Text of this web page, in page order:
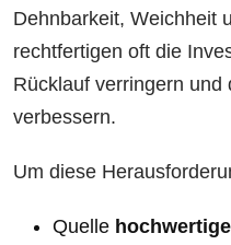
Dehnbarkeit, Weichheit
rechtfertigen oft die
Rücklauf verringern und
verbessern.
Um diese
Quelle